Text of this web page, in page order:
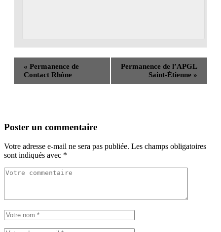
« Permanence de
Contact Rhône
Permanence de l’APGL
Saint-Étienne »
Poster un commentaire
Votre adresse e-mail ne sera pas publiée. Les champs obligatoires
sont indiqués avec *